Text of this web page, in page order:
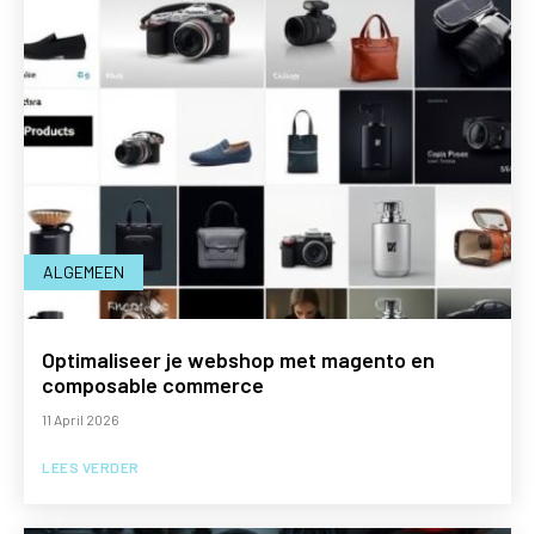
ALGEMEEN
Optimaliseer je webshop met magento en
composable commerce
11 April 2026
LEES VERDER